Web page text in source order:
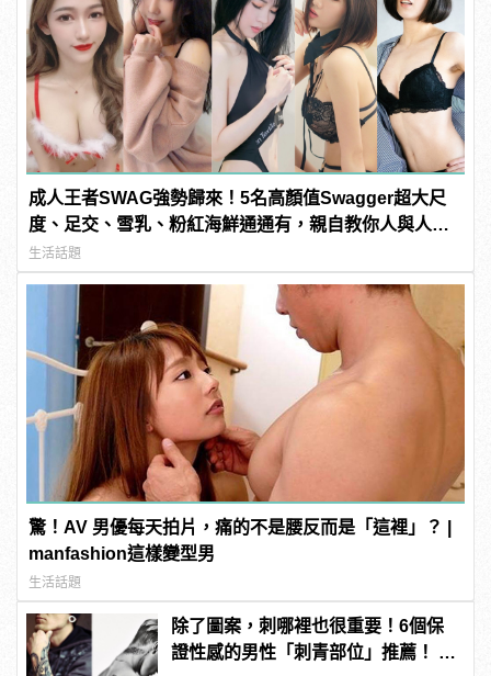
成人王者SWAG強勢歸來！5名高顏值Swagger超大尺
度、足交、雪乳、粉紅海鮮通通有，親自教你人與人的
連結！ | manfashion這樣變型男
生活話題
驚！AV 男優每天拍片，痛的不是腰反而是「這裡」？ |
manfashion這樣變型男
生活話題
除了圖案，刺哪裡也很重要！6個保
證性感的男性「刺青部位」推薦！ |